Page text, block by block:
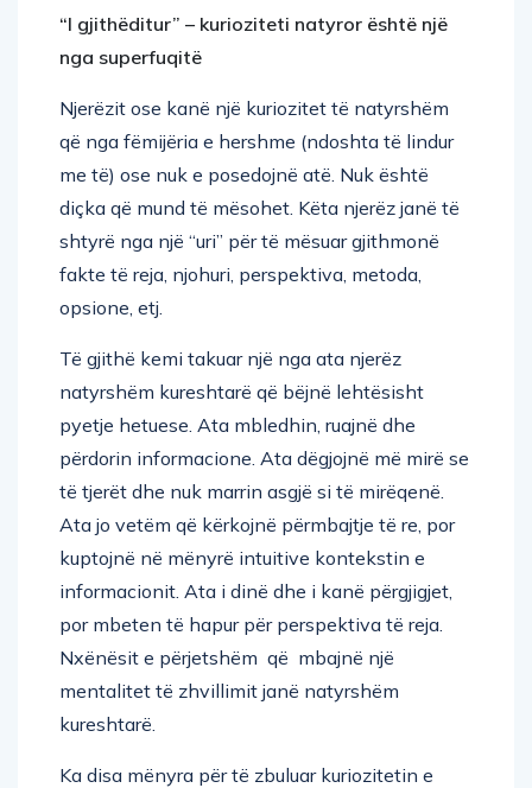
“I gjithëditur” – kurioziteti natyror është një
nga superfuqitë
Njerëzit ose kanë një kuriozitet të natyrshëm
që nga fëmijëria e hershme (ndoshta të lindur
me të) ose nuk e posedojnë atë. Nuk është
diçka që mund të mësohet. Këta njerëz janë të
shtyrë nga një “uri” për të mësuar gjithmonë
fakte të reja, njohuri, perspektiva, metoda,
opsione, etj.
Të gjithë kemi takuar një nga ata njerëz
natyrshëm kureshtarë që bëjnë lehtësisht
pyetje hetuese. Ata mbledhin, ruajnë dhe
përdorin informacione. Ata dëgjojnë më mirë se
të tjerët dhe nuk marrin asgjë si të mirëqenë.
Ata jo vetëm që kërkojnë përmbajtje të re, por
kuptojnë në mënyrë intuitive kontekstin e
informacionit. Ata i dinë dhe i kanë përgjigjet,
por mbeten të hapur për perspektiva të reja.
Nxënësit e përjetshëm që mbajnë një
mentalitet të zhvillimit janë natyrshëm
kureshtarë.
Ka disa mënyra për të zbuluar kuriozitetin e